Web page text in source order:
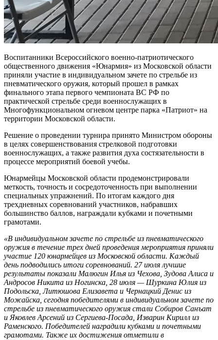
Воспитанники Всероссийского военно-патриотического
общественного движения «Юнармия» из Московской области
приняли участие в индивидуальном зачете по стрельбе из
пневматического оружия, который прошел в рамках
финального этапа первого чемпионата ВС РФ по
практической стрельбе среди военнослужащих в
Многофункциональном огневом центре парка «Патриот» на
территории Московской области.
Решение о проведении турнира принято Министром обороны
в целях совершенствования стрелковой подготовки
военнослужащих, а также развития духа состязательности в
процессе мероприятий боевой учебы.
Юнармейцы Московской области продемонстрировали
меткость, точность и сосредоточенность при выполнении
специальных упражнений. По итогам каждого дня
трехдневных соревнований участников, набравших
большинство баллов, награждали кубками и почетными
грамотами.
«В индивидуальном зачете по стрельбе из пневматического
оружия в течение трех дней проведения мероприятия приняли
участие 120 юнармейцев из Московской области. Каждый
день подводились итоги соревнований. 27 июля лучшие
результаты показали Малюгин Илья из Чехова, Зудова Алиса и
Андросов Никита из Ногинска, 28 июля — Шуркина Юлия из
Подольска, Литюшова Елизавета и Чернацкий Денис из
Можайска, сегодня победителями в индивидуальном зачете по
стрельбе из пневматического оружия стали Собиров Санъат
и Яковлев Арсений из Сергиева-Посада, Изварин Кирилл из
Раменского. Победителей наградили кубками и почетными
грамотами. Также их достижения отметили в